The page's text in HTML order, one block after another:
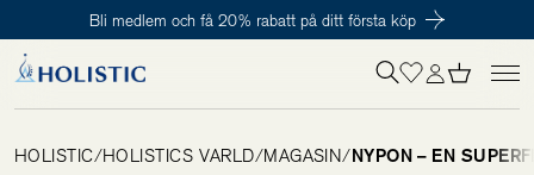
Bli medlem och få 20% rabatt på ditt första köp
Tillagd i varukorgen Till kassan
För att påbörja en prenumeration hos oss så behöver du vara medlem i
Holistic Club. Det är helt kostnadsfritt.
HOLISTIC/HOLISTICS VÄRLD/MAGASIN/NYPON – EN